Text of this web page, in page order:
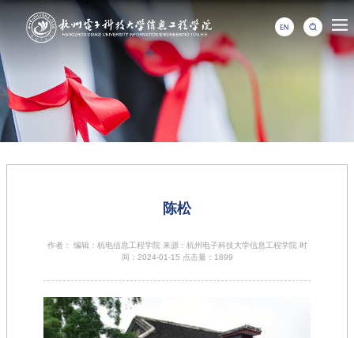
陈松
作者： 编辑：杭电信息工程学院 来源：杭州电子科技大学信息工程学院 时
间：2024-01-15 点击量： 1899